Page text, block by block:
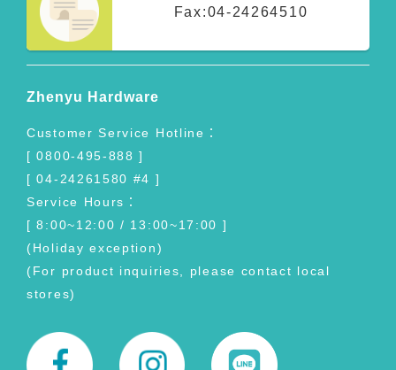
Fax:04-24264510
Zhenyu Hardware
Customer Service Hotline：
[ 0800-495-888 ]
[ 04-24261580 #4 ]
Service Hours：
[ 8:00~12:00 / 13:00~17:00 ]
(Holiday exception)
(For product inquiries, please contact local
stores)